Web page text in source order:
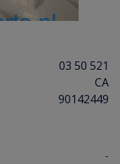
03 50 521
CA
90142449
-